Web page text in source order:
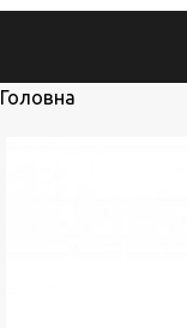
Головна